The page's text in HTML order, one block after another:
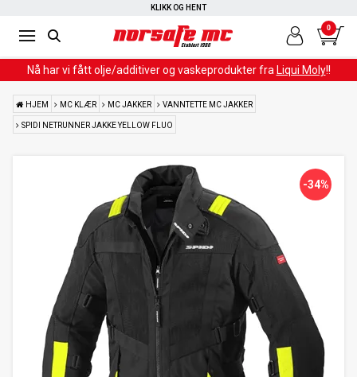
RASK LEVERING
KLIKK OG HENT
0
Nå har vi fått olje/additiver og vaskeprodukter fra Liqui Moly!!
HJEM MC KLÆR MC JAKKER VANNTETTE MC JAKKER
SPIDI NETRUNNER JAKKE YELLOW FLUO
-34%